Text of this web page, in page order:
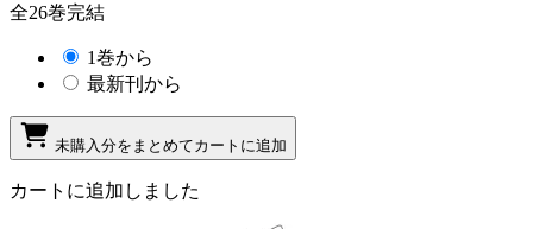
全26巻完結
1巻から
最新刊から
未購入分をまとめてカートに追加
カートに追加しました